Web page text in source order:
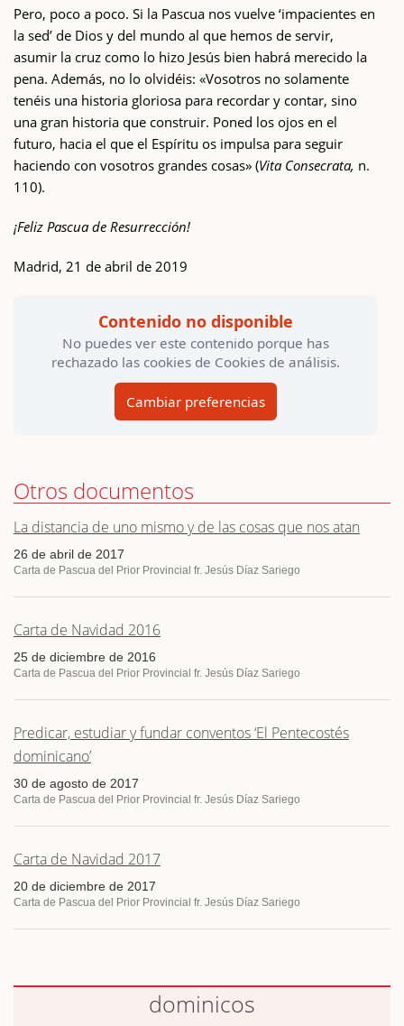
Pero, poco a poco. Si la Pascua nos vuelve ‘impacientes en
la sed’ de Dios y del mundo al que hemos de servir,
asumir la cruz como lo hizo Jesús bien habrá merecido la
pena. Además, no lo olvidéis: «Vosotros no solamente
tenéis una historia gloriosa para recordar y contar, sino
una gran historia que construir. Poned los ojos en el
futuro, hacia el que el Espíritu os impulsa para seguir
haciendo con vosotros grandes cosas» (Vita Consecrata, n.
110).
¡Feliz Pascua de Resurrección!
Madrid, 21 de abril de 2019
Contenido no disponible
No puedes ver este contenido porque has
rechazado las cookies de Cookies de análisis.
Cambiar preferencias
Otros documentos
La distancia de uno mismo y de las cosas que nos atan
26 de abril de 2017
Carta de Pascua del Prior Provincial fr. Jesús Díaz Sariego
Carta de Navidad 2016
25 de diciembre de 2016
Carta de Pascua del Prior Provincial fr. Jesús Díaz Sariego
Predicar, estudiar y fundar conventos ‘El Pentecostés
dominicano’
30 de agosto de 2017
Carta de Pascua del Prior Provincial fr. Jesús Díaz Sariego
Carta de Navidad 2017
20 de diciembre de 2017
Carta de Pascua del Prior Provincial fr. Jesús Díaz Sariego
dominicos